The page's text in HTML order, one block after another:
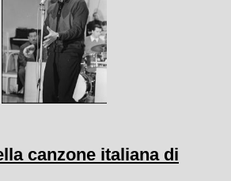
canzone italiana di